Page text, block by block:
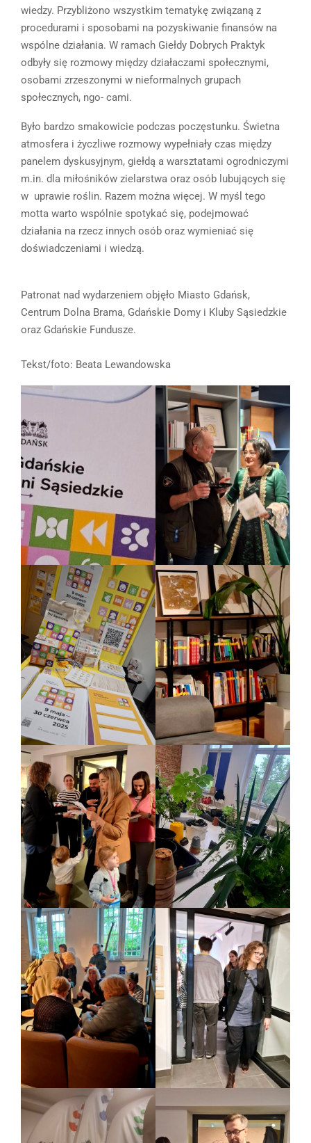
wiedzy. Przybliżono wszystkim tematykę związaną z
procedurami i sposobami na pozyskiwanie finansów na
wspólne działania. W ramach Giełdy Dobrych Praktyk
odbyły się rozmowy między działaczami społecznymi,
osobami zrzeszonymi w nieformalnych grupach
społecznych, ngo- cami.
Było bardzo smakowicie podczas poczęstunku. Świetna
atmosfera i życzliwe rozmowy wypełniały czas między
panelem dyskusyjnym, giełdą a warsztatami ogrodniczymi
m.in. dla miłośników zielarstwa oraz osób lubujących się
w uprawie roślin. Razem można więcej. W myśl tego
motta warto wspólnie spotykać się, podejmować
działania na rzecz innych osób oraz wymieniać się
doświadczeniami i wiedzą.
Patronat nad wydarzeniem objęło Miasto Gdańsk,
Centrum Dolna Brama, Gdańskie Domy i Kluby Sąsiedzkie
oraz Gdańskie Fundusze.
Tekst/foto: Beata Lewandowska